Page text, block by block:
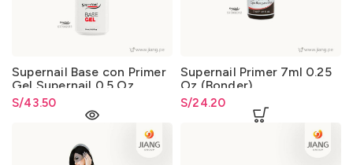
Supernail Base con Primer
Gel Supernail 0.5 Oz.
S/43.50
Supernail Primer 7ml 0.25
Oz (Bonder)
S/24.20